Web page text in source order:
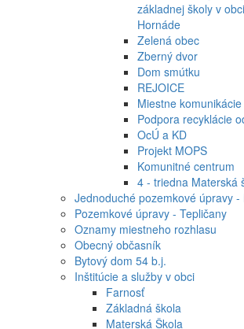
základnej školy v
Hornáde
Zelená obec
Zberný dvor
Dom smútku
REJOICE
Miestne komunikácie
Podpora recyklácie
OcÚ a KD
Projekt MOPS
Komunitné centrum
4 - triedna Materská
Jednoduché pozemkové úpravy -
Pozemkové úpravy - Tepličany
Oznamy miestneho rozhlasu
Obecný občasník
Bytový dom 54 b.j.
Inštitúcie a služby v obci
Farnosť
Základná škola
Materská Škola